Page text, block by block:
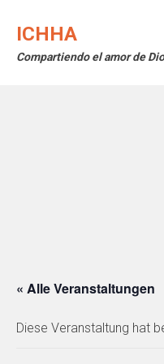
ICHHA
Compartiendo el amor de
« Alle Veranstaltungen
Diese Veranstaltung hat